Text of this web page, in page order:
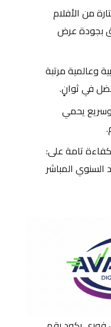
في ثوانٍ.
تامة على:
(يعمل بنظام الكود السنوي المباشر